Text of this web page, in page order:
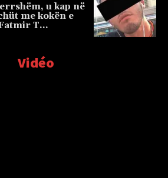
u kap në
me kokën e
T…
Vidéo